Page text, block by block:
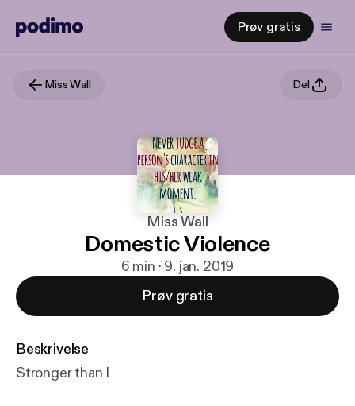
Prøv gratis
Miss Wall Del
Miss Wall
Domestic Violence
6 min · 9. jan. 2019
Prøv gratis
Beskrivelse
Stronger than I